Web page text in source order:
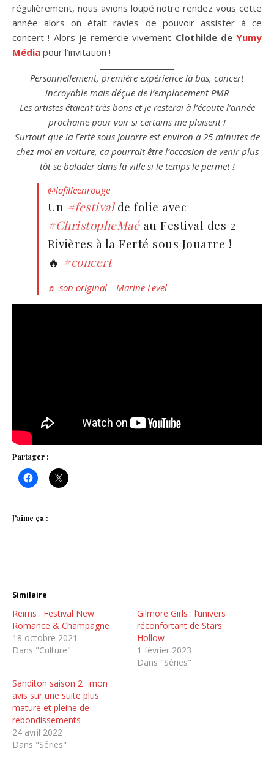
régulièrement, nous avions loupé notre rendez vous cette
année alors on était ravies de pouvoir assister à ce
concert ! Alors je remercie vivement Clothilde de Yumy
Média pour l’invitation !
Personnellement, première expérience là bas, concert
incroyable mais déçue de l’emplacement PMR
Les artistes étaient très bons et je resterai à l’écoute l’année
prochaine pour voir si certains me plaisent !
Surtout que la Ferté sous Jouarre est environ à 25 minutes de
chez moi en voiture, ca pourrait être l’occasion de venir plus
tôt se balader dans la ville si le temps le permet !
@lafilleenrouge
Un #festivalde folie avec
#ChristopheMaéau Festival des 2
Rivières à la Ferté sous Jouarre !
🔥 #concert
♬ son original – Marine Level
Partager :
J’aime ça :
Similaire
Reims : Festival New
Romance & Champagne
18 octobre 2021
Dans "Culture"
Gilmore Girls : l’univers
réconfortant de Stars
Hollow
1 février 2023
Dans "Séries"
Sanditon saison 2 : mon
avis sur une suite plus
mature et pleine de
rebondissements
24 avril 2022
Dans "Séries"